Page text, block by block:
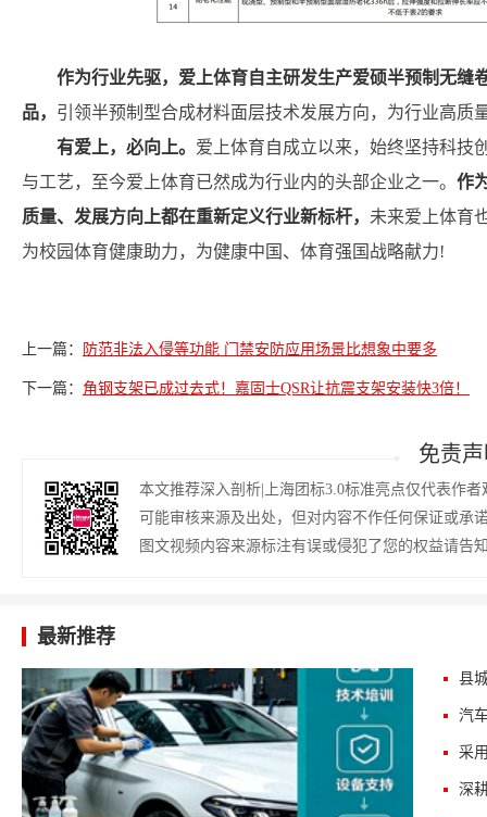
作为行业先驱，爱上体育自主研发生产爱硕半预制无缝
品， 引领半预制型合成材料面层技术发展方向，为行业高质
有爱上，必向上。 爱上体育自成立以来，始终坚持科技
与工艺，至今爱上体育已然成为行业内的头部企业之一。 作
质量、发展方向上都在重新定义行业新标杆， 未来爱上体育
为校园体育健康助力，为健康中国、体育强国战略献力!
上一篇： 防范非法入侵等功能 门禁安防应用场景比想象中要多
下一篇： 角钢支架已成过去式！嘉固士QSR让抗震支架安装快3倍！
免责
本文推荐深入剖析|上海团标3.0标准亮点仅代表作
可能审核来源及出处，但对内容不作任何保证或承
图文视频内容来源标注有误或侵犯了您的权益请告
最新推荐